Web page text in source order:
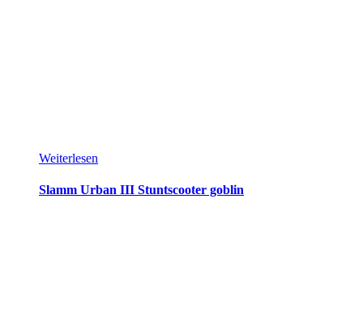
Weiterlesen
Slamm Urban III Stuntscooter goblin